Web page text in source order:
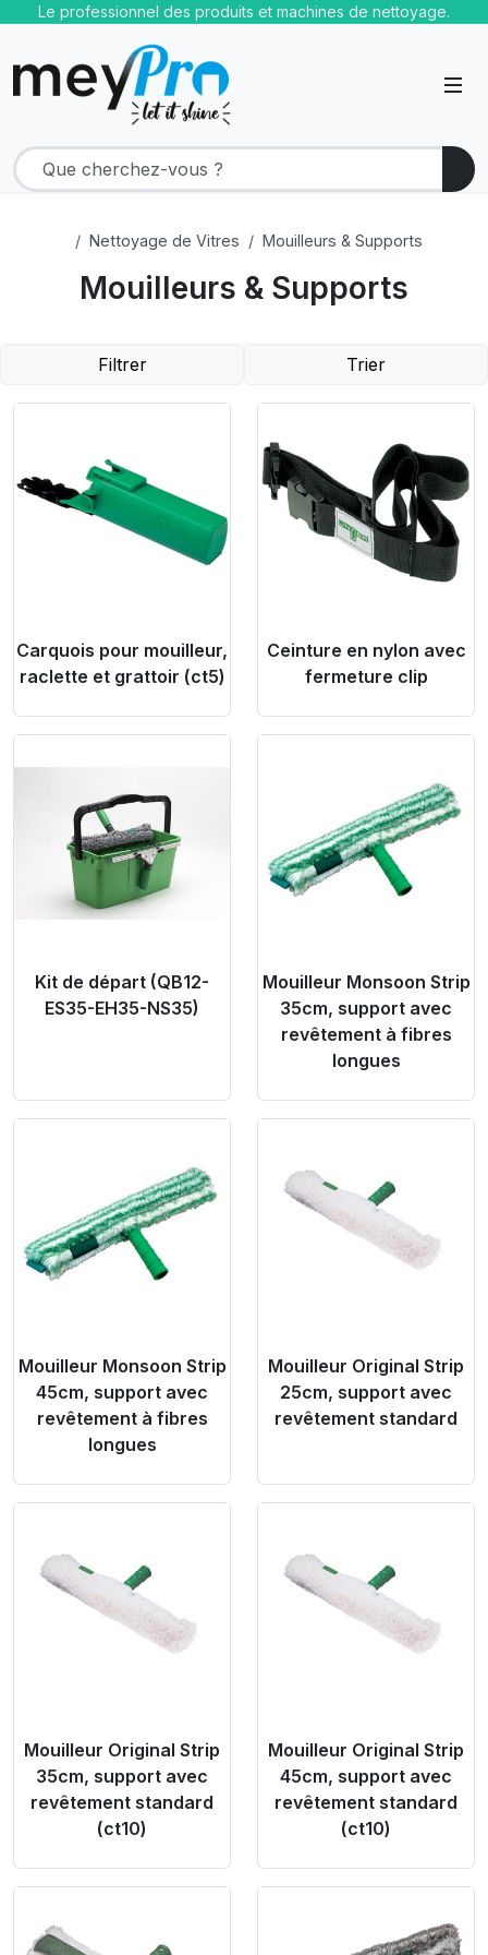
Le professionnel des produits et machines de nettoyage.
Nettoyage de Vitres Mouilleurs & Supports
Mouilleurs & Supports
Filtrer Trier
Carquois pour mouilleur,
raclette et grattoir (ct5)
Ceinture en nylon avec
fermeture clip
Product Link
Kit de départ (QB12-
ES35-EH35-NS35)
Mouilleur Monsoon Strip
35cm, support avec
revêtement à fibres
longues
Mouilleur Monsoon Strip
45cm, support avec
revêtement à fibres
longues
Mouilleur Original Strip
25cm, support avec
revêtement standard
Mouilleur Original Strip
35cm, support avec
revêtement standard
(ct10)
Mouilleur Original Strip
45cm, support avec
revêtement standard
(ct10)
Product Link